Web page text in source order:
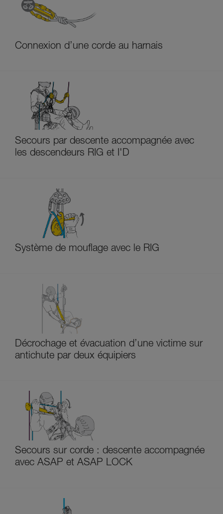
Connexion d’une corde au harnais
Secours par descente accompagnée avec
les descendeurs RIG et I'D
Système de mouflage avec le RIG
Décrochage et évacuation d’une victime sur
antichute par deux équipiers
Secours sur corde : descente accompagnée
avec ASAP et ASAP LOCK